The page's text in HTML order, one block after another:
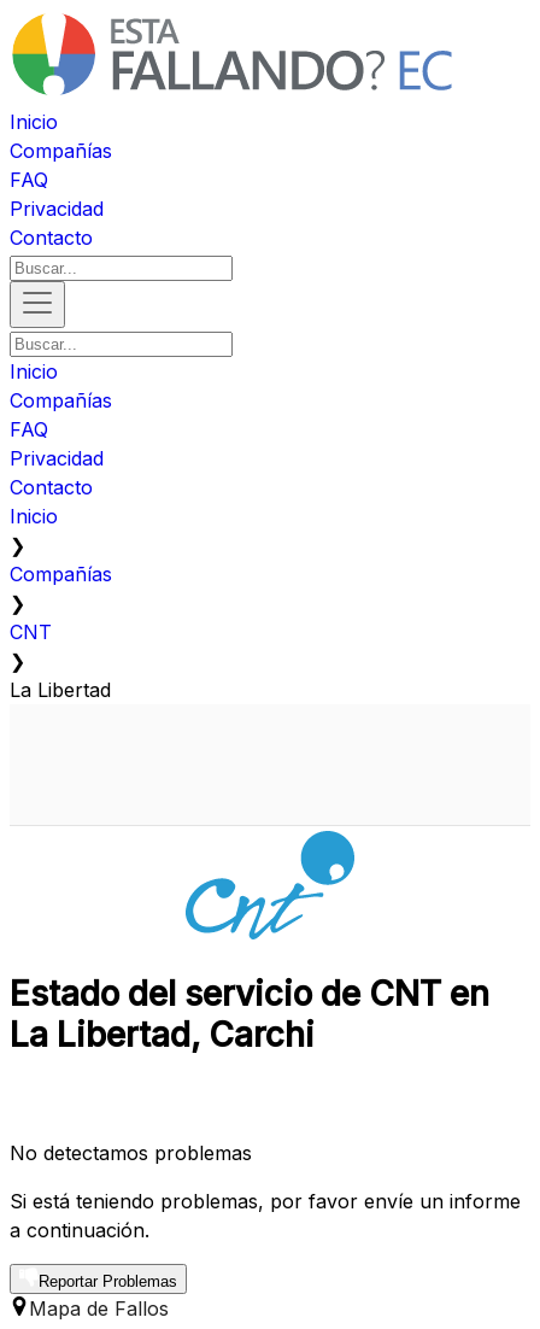
Inicio
Compañías
FAQ
Privacidad
Contacto
Inicio
Compañías
FAQ
Privacidad
Contacto
Inicio
❯
Compañías
❯
CNT
❯
La Libertad
Estado del servicio de CNT en
La Libertad, Carchi
No detectamos problemas
Si está teniendo problemas, por favor envíe un informe
a continuación.
Reportar Problemas
Mapa de Fallos